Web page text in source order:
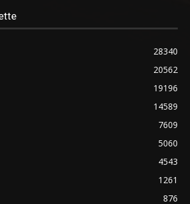
28340
20562
19196
14589
7609
5060
4543
1261
876